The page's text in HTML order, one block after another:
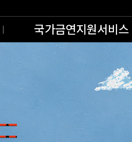
국가금연지원서비스